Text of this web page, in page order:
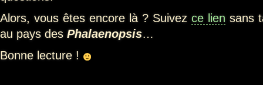
Alors, vous êtes encore là ? Suivez ce lien sans
au pays des Phalaenopsis…
Bonne lecture !